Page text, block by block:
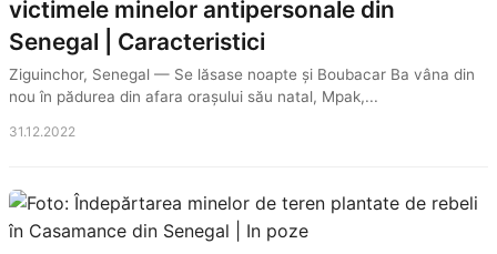
victimele minelor antipersonale din
Senegal | Caracteristici
Ziguinchor, Senegal — Se lăsase noapte și Boubacar Ba vâna din
nou în pădurea din afara orașului său natal, Mpak,...
31.12.2022